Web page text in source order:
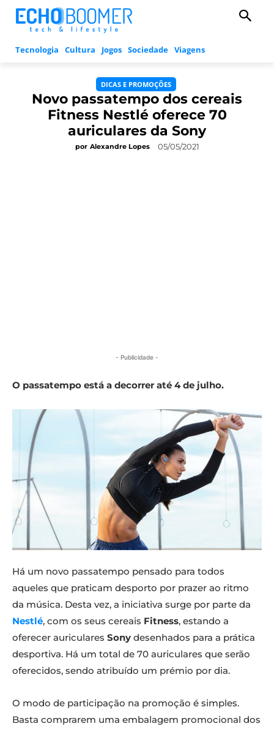
Tecnologia Cultura Jogos Sociedade Viagens
DICAS E PROMOÇÕES
Novo passatempo dos cereais
Fitness Nestlé oferece 70
auriculares da Sony
por Alexandre Lopes 05/05/2021
- Publicidade -
O passatempo está a decorrer até 4 de julho.
Há um novo passatempo pensado para todos
aqueles que praticam desporto por prazer ao ritmo
da música. Desta vez, a iniciativa surge por parte da
Nestlé, com os seus cereais Fitness, estando a
oferecer auriculares Sony desenhados para a prática
desportiva. Há um total de 70 auriculares que serão
oferecidos, sendo atribuído um prémio por dia.
O modo de participação na promoção é simples.
Basta comprarem uma embalagem promocional dos